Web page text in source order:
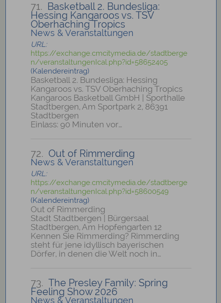
71. Basketball 2. Bundesliga:
Hessing Kangaroos vs. TSV
Oberhaching Tropics
News & Veranstaltungen
URL:
https://exchange.cmcitymedia.de/stadtberge
n/veranstaltungenIcal.php?id=58652405
(Kalendereintrag)
Basketball 2. Bundesliga: Hessing
Kangaroos vs. TSV Oberhaching Tropics
Kangaroos Basketball GmbH | Sporthalle
Stadtbergen, Am Sportpark 2, 86391
Stadtbergen
Einlass: 90 Minuten vor…
72. Out of Rimmerding
News & Veranstaltungen
URL:
https://exchange.cmcitymedia.de/stadtberge
n/veranstaltungenIcal.php?id=58600549
(Kalendereintrag)
Out of Rimmerding
Stadt Stadtbergen | Bürgersaal
Stadtbergen, Am Hopfengarten 12
Kennen Sie Rimmerding? Rimmerding
steht für jene idyllisch bayerischen
Dörfer, in denen die Welt noch in…
73. The Presley Family: Spring
Feeling Show 2026
News & Veranstaltungen